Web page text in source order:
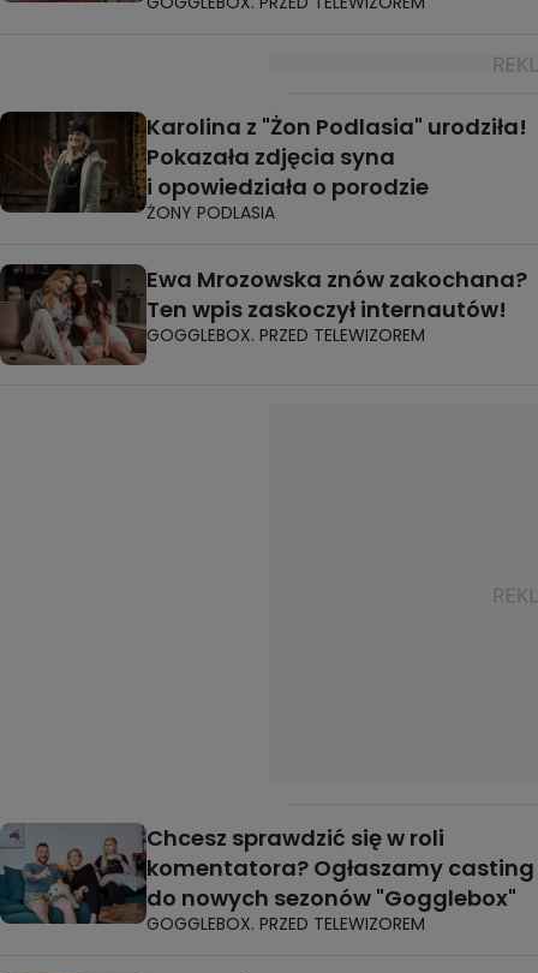
Karolina z "Żon Podlasia" urodziła!
Pokazała zdjęcia syna
i opowiedziała o porodzie
ŻONY PODLASIA
Ewa Mrozowska znów zakochana?
Ten wpis zaskoczył internautów!
GOGGLEBOX. PRZED TELEWIZOREM
Chcesz sprawdzić się w roli
komentatora? Ogłaszamy casting
do nowych sezonów "Gogglebox"
GOGGLEBOX. PRZED TELEWIZOREM